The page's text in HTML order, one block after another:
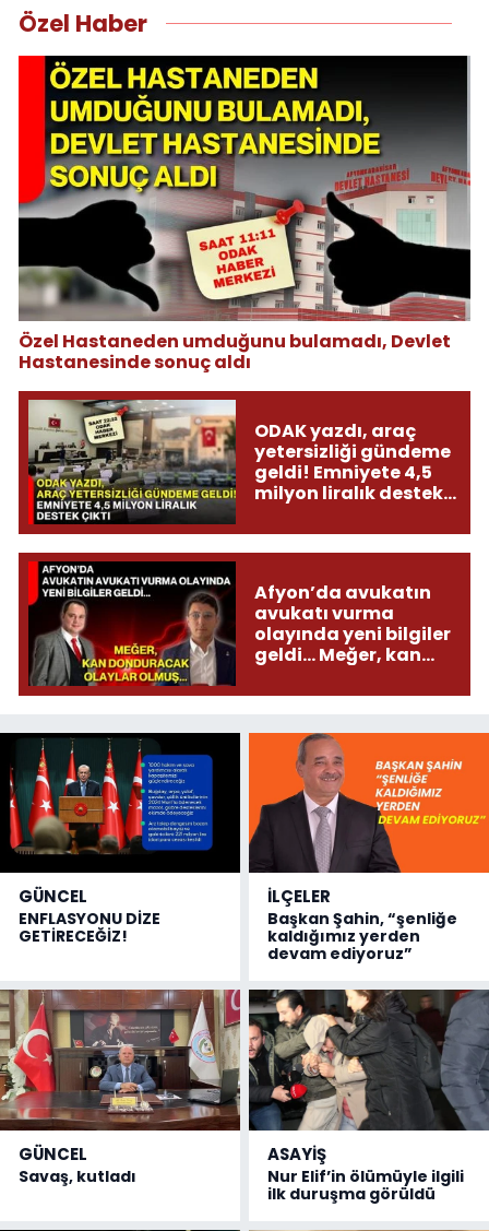
Özel Haber
Özel Hastaneden umduğunu bulamadı, Devlet
Hastanesinde sonuç aldı
ODAK yazdı, araç
yetersizliği gündeme
geldi! Emniyete 4,5
milyon liralık destek
Afyon’da avukatın
avukatı vurma
olayında yeni bilgiler
geldi... Meğer, kan
olmuş...
GÜNCEL
ENFLASYONU DİZE
GETİRECEĞİZ!
İLÇELER
Başkan Şahin, “şenliğe
kaldığımız yerden
devam ediyoruz”
GÜNCEL
Savaş, kutladı
ASAYİŞ
Nur Elif’in ölümüyle ilgili
ilk duruşma görüldü